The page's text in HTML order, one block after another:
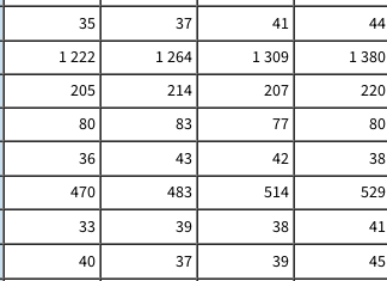
35 37 41 44
1 222 1 264 1 309 1 380
205 214 207 220
80 83 77 80
36 43 42 38
470 483 514 529
33 39 38 41
40 37 39 45